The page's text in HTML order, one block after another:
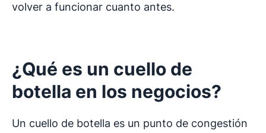
volver a funcionar cuanto antes.
¿Qué es un cuello de
botella en los negocios?
Un cuello de botella es un punto de congestión